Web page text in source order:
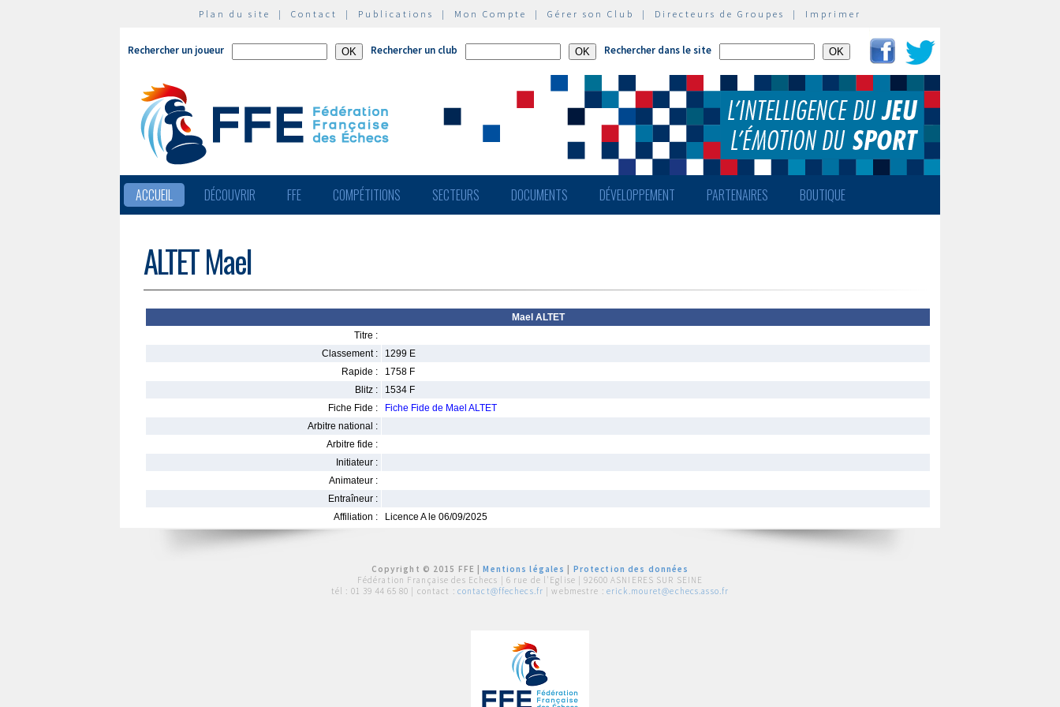
Plan du site | Contact | Publications | Mon Compte | Gérer son Club | Directeurs de Groupes | Imprimer
Rechercher un joueur Rechercher un club Rechercher dans le site
ACCUEIL DÉCOUVRIR FFE COMPÉTITIONS SECTEURS DOCUMENTS DÉVELOPPEMENT PARTENAIRES BOUTIQUE
ALTET Mael
Mael ALTET
Titre :
Classement :
1299 E
Rapide :
1758 F
Blitz :
1534 F
Fiche Fide :
Fiche Fide de Mael ALTET
Arbitre national :
Arbitre fide :
Initiateur :
Animateur :
Entraîneur :
Affiliation :
Licence A le 06/09/2025
Copyright © 2015 FFE |Mentions légales
Protection des données
Fédération Française des Echecs | 6 rue de l'Eglise | 92600 ASNIERES SUR SEINE
tél : 01 39 44 65 80 | contact : contact@ffechecs.fr | webmestre : erick.mouret@echecs.asso.fr